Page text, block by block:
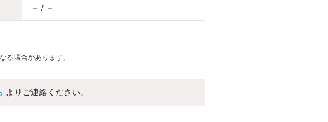
－ / －
る場合があります。
よりご連絡ください。